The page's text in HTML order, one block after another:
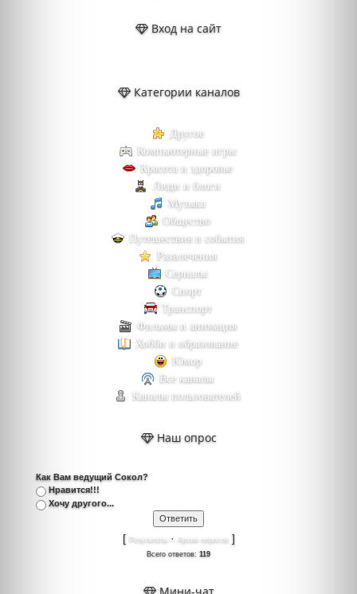
Вход на сайт
Категории каналов
Другое
Компьютерные игры
Красота и здоровье
Люди и блоги
Музыка
Общество
Путешествия и события
Развлечения
Сериалы
Спорт
Транспорт
Фильмы и анимация
Хобби и образование
Юмор
Все каналы
Каналы пользователей
Наш опрос
Как Вам ведущий Сокол?
Нравится!!!
Хочу другого...
[ Результаты · Архив опросов]
Всего ответов: 119
Мини-чат